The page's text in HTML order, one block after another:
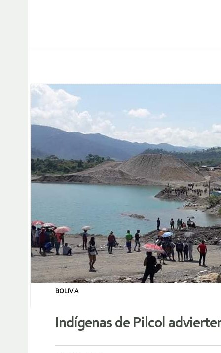
BOLIVIA
Indígenas de Pilcol